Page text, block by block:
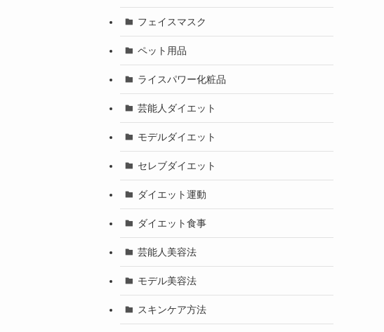
フェイスマスク
ペット用品
ライスパワー化粧品
芸能人ダイエット
モデルダイエット
セレブダイエット
ダイエット運動
ダイエット食事
芸能人美容法
モデル美容法
スキンケア方法